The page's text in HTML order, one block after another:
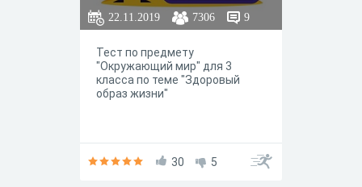
22.11.2019 7306 9
Тест по предмету
"Окружающий мир" для 3
класса по теме "Здоровый
образ жизни"
30 5